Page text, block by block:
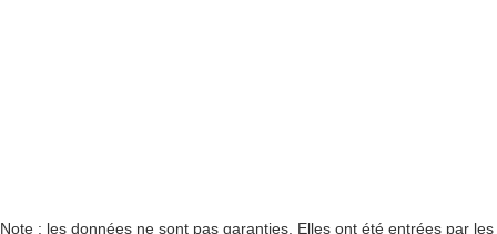
Note : les données ne sont pas garanties. Elles ont été entrées par